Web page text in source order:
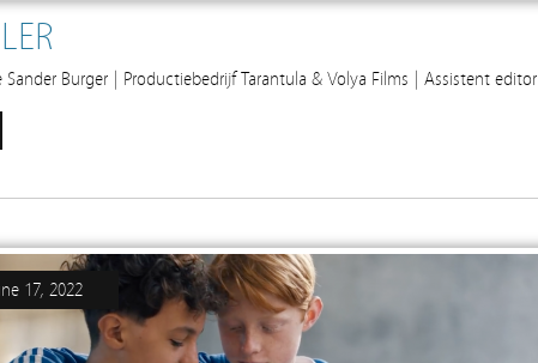
Sander Burger | Productiebedrijf Tarantula & Volya Films | Assistent editor |
17, 2022